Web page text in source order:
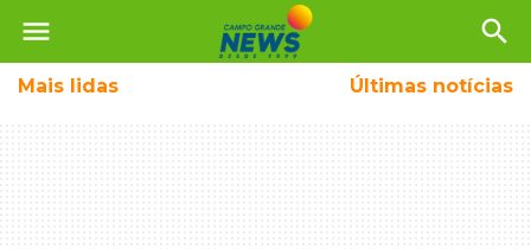
menu search
Mais lidas Últimas notícias